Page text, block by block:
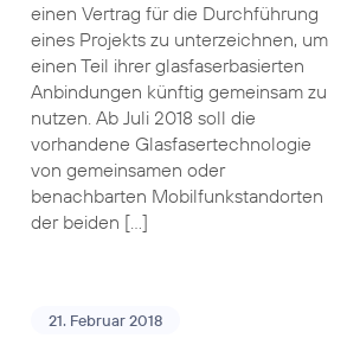
einen Vertrag für die Durchführung
eines Projekts zu unterzeichnen, um
einen Teil ihrer glasfaserbasierten
Anbindungen künftig gemeinsam zu
nutzen. Ab Juli 2018 soll die
vorhandene Glasfasertechnologie
von gemeinsamen oder
benachbarten Mobilfunkstandorten
der beiden […]
21. Februar 2018